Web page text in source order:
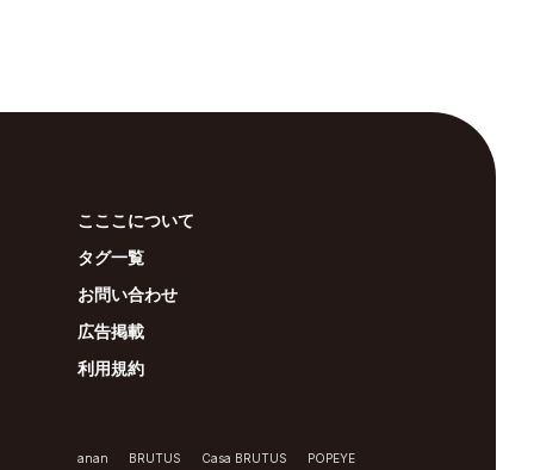
こここについて
タグ一覧
お問い合わせ
広告掲載
利用規約
anan BRUTUS Casa BRUTUS
POPEYE